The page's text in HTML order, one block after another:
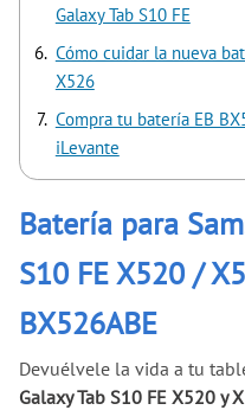
Galaxy Tab S10 FE
Cómo cuidar la nueva
X526
Compra tu batería EB
iLevante
Batería para
S10 FE X520 /
BX526ABE
Devuélvele la vida a tu
Galaxy Tab S10 FE X520 y